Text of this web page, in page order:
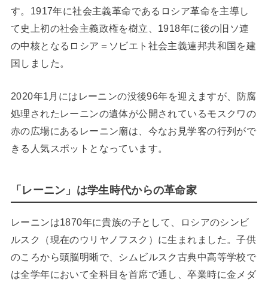
す。1917年に社会主義革命であるロシア革命を主導し
て史上初の社会主義政権を樹立、1918年に後の旧ソ連
の中核となるロシア＝ソビエト社会主義連邦共和国を建
国しました。
2020年1月にはレーニンの没後96年を迎えますが、防腐
処理されたレーニンの遺体が公開されているモスクワの
赤の広場にあるレーニン廟は、今なお見学客の行列がで
きる人気スポットとなっています。
「レーニン」は学生時代からの革命家
レーニンは1870年に貴族の子として、ロシアのシンビ
ルスク（現在のウリヤノフスク）に生まれました。子供
のころから頭脳明晰で、シムビルスク古典中高等学校で
は全学年において全科目を首席で通し、卒業時に金メダ